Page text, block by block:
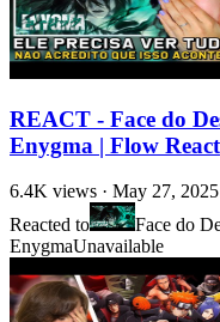
REACT - Face do
Enygma | Flow React
6.4K views · May 27, 2025
Reacted to
Face do
EnygmaUnavailable